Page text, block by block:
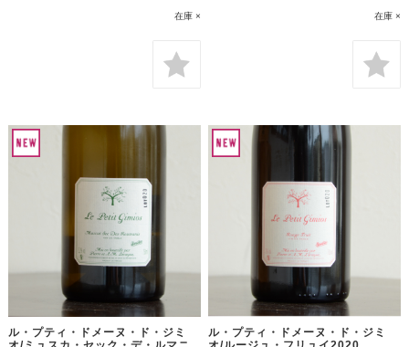
在庫 × 在庫 ×
ル・プティ・ドメーヌ・ド・ジミ
ル・プティ・ドメーヌ・ド・ジミ